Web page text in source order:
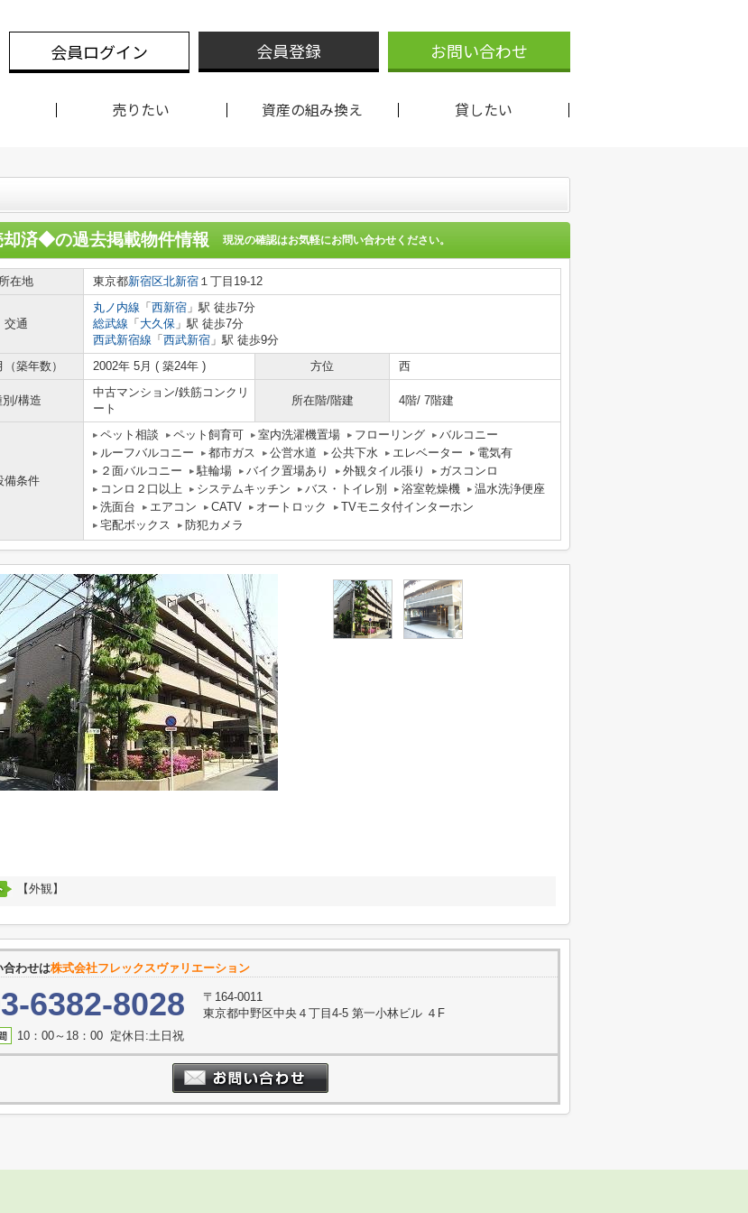
会員ログイン 会員登録 お問い合わせ
売りたい 資産の組み換え 貸したい
済◆の過去掲載物件情報 現況の確認はお気軽にお問い合わせください。
所在地 東京都新宿区北新宿 １丁目19-12
交通
丸ノ内線 「 西新宿 」駅 徒歩7分
総武線 「 大久保 」駅 徒歩7分
西武新宿線 「 西武新宿 」駅 徒歩9分
築年数）
2002年 5月 ( 築24年 ) 方位 西
別/構造
中古マンション/鉄筋コンクリ
ート
所在階/階建 4階/ 7階建
備条件
ペット相談 ペット飼育可 室内洗濯機置場 フローリング
バルコニー
ルーフバルコニー
都市ガス 公営水道 公共下水 エレベーター
電気有
２面バルコニー
駐輪場 バイク置場あり 外観タイル張り
ガスコンロ
コンロ２口以上
システムキッチン バス・トイレ別 浴室乾燥機
温水洗浄便座
洗面台
エアコン CATV オートロック
TVモニタ付インターホン
宅配ボックス
防犯カメラ
【外観】
合わせは株式会社フレックスヴァリエーション
6382-8028
〒164-0011
東京都中野区中央４丁目4-5 第一小林ビル ４F
10：00～18：00 定休日:土日祝